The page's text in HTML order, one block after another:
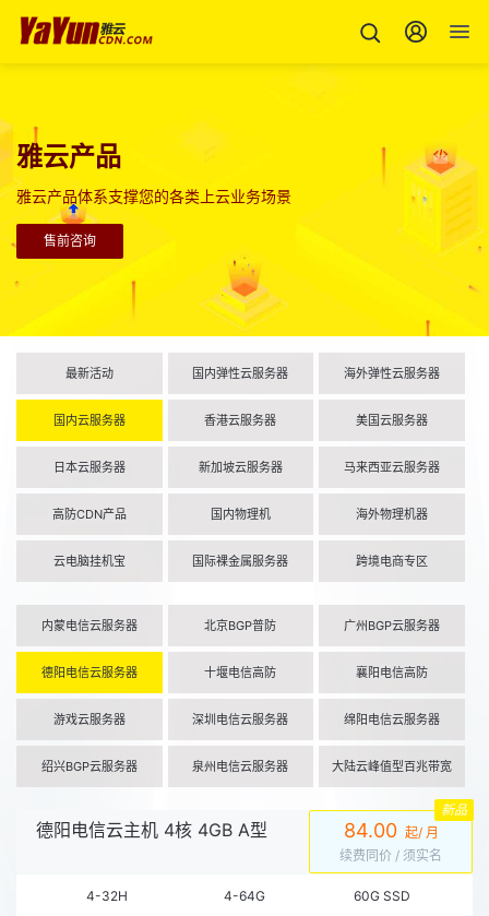
雅云产品
雅云产品体系支撑您的各类上云业务场景
售前咨询
最新活动 国内弹性云服务器 海外弹性云服务器
国内云服务器 香港云服务器 美国云服务器
日本云服务器 新加坡云服务器 马来西亚云服务器
高防CDN产品 国内物理机 海外物理机器
云电脑挂机宝 国际裸金属服务器 跨境电商专区
内蒙电信云服务器 北京BGP普防 广州BGP云服务器
德阳电信云服务器 十堰电信高防 襄阳电信高防
游戏云服务器 深圳电信云服务器 绵阳电信云服务器
绍兴BGP云服务器 泉州电信云服务器 大陆云峰值型百兆带宽
德阳电信云主机 4核 4GB A型
4-32H 4-64G 60G SSD
84.00 起/ 月
续费同价 / 须实名
新品